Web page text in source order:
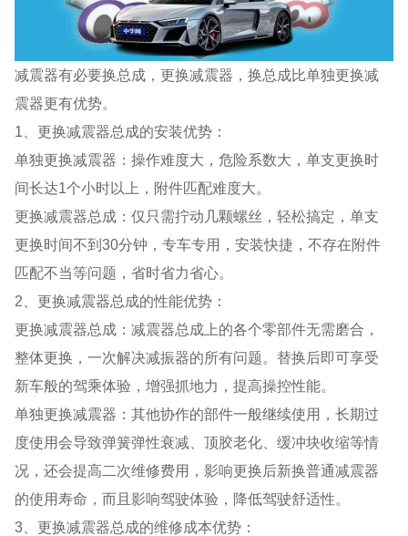
减震器有必要换总成，更换减震器，换总成比单独更换减
震器更有优势。
1、更换减震器总成的安装优势：
单独更换减震器：操作难度大，危险系数大，单支更换时
间长达1个小时以上，附件匹配难度大。
更换减震器总成：仅只需拧动几颗螺丝，轻松搞定，单支
更换时间不到30分钟，专车专用，安装快捷，不存在附件
匹配不当等问题，省时省力省心。
2、更换减震器总成的性能优势：
更换减震器总成：减震器总成上的各个零部件无需磨合，
整体更换，一次解决减振器的所有问题。替换后即可享受
新车般的驾乘体验，增强抓地力，提高操控性能。
单独更换减震器：其他协作的部件一般继续使用，长期过
度使用会导致弹簧弹性衰减、顶胶老化、缓冲块收缩等情
况，还会提高二次维修费用，影响更换后新换普通减震器
的使用寿命，而且影响驾驶体验，降低驾驶舒适性。
3、更换减震器总成的维修成本优势：